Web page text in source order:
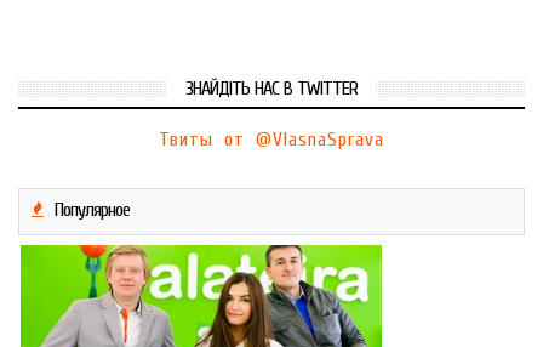
ЗНАЙДІТЬ НАС В TWITTER
Твиты от @VlasnaSprava
Популярное